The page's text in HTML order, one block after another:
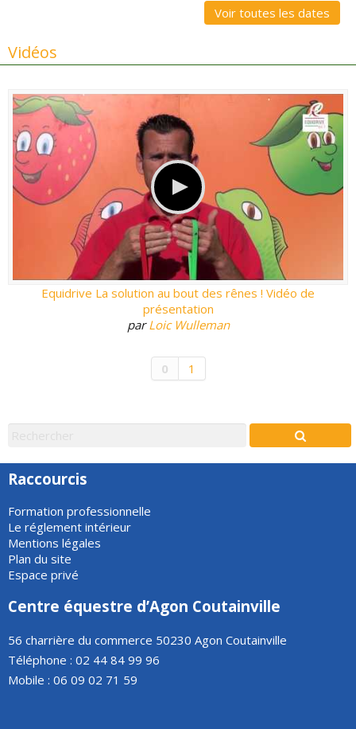
Voir toutes les dates
Vidéos
Equidrive La solution au bout des rênes ! Vidéo de
présentation
parLoic Wulleman
0 1
Raccourcis
Formation professionnelle
Le réglement intérieur
Mentions légales
Plan du site
Espace privé
Centre équestre d’Agon Coutainville
56 charrière du commerce 50230 Agon Coutainville
Téléphone : 02 44 84 99 96
Mobile : 06 09 02 71 59